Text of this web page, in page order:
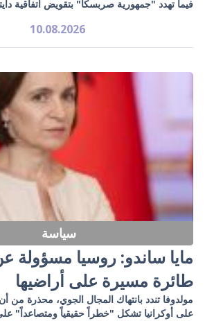
فيما تهدد "جمهورية صربسكا" بتقويض اتفاقية
10.08.2026
سياسة
مايا ساندو: روسيا مسؤولة
طائرة مسيرة على أراضيها
مولدوفا تندد بانتهاك المجال الجوي، محذرة من
على أوكرانيا تشكل "خطراً حقيقياً ومتصاعداً" على